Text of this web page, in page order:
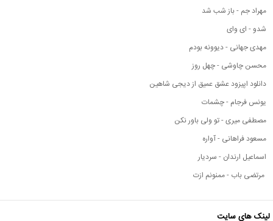
مهراد جم - باز شب شد
شدو - ای وای
مهدی جهانی - دیوونه بودم
محسن چاوشی - چهل روز
دانلود اپیزود عشق عمیق از دیجی شاهین
یونس فرجام - چشمات
مصطفی میری - تو ولی باور نکن
مسعود فراهانی - آواره
اسماعیل ارندان - سردیار
مرتضی باب - ممنونم ازت
لینک های سایت